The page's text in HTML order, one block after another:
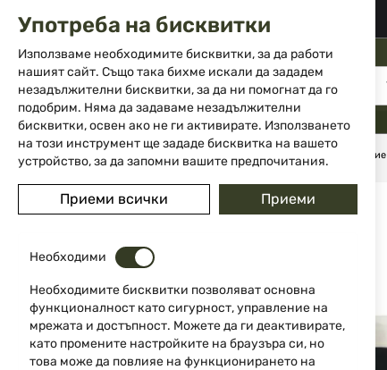
02 983 5014 office@isd-bg.com
Прескачане
съдържанието
МЕНЮ
Начало Поддръжка на оръжие
Преминете
галерията
изображенията
Употреба на бисквитки
Използваме необходимите бисквитки, за да работи
нашият сайт. Също така бихме искали да зададем
незадължителни бисквитки, за да ни помогнат да го
подобрим. Няма да задаваме незадължителни
бисквитки, освен ако не ги активирате. Използването
на този инструмент ще зададе бисквитка на вашето
устройство, за да запомни вашите предпочитания.
Приеми всички Приеми
Необходими
Необходимите бисквитки позволяват основна
функционалност като сигурност, управление на
мрежата и достъпност. Можете да ги деактивирате,
като промените настройките на браузъра си, но
това може да повлияе на функционирането на